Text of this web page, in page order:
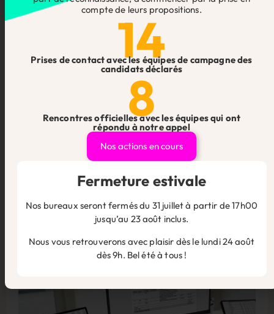
Le SDI dans les médias
Baromètre des TPE T2 2026 : Les
patrons de TPE sont épuisés
13 juillet 2026
En savoir plus
compte de leurs propositions.
14
Prises de contact avec les équipes de campagne des
candidats déclarés
8
Rencontres officielles avec les équipes qui ont
répondu à notre appel
Nos actions en cours
Fermeture estivale
Nos bureaux seront fermés du 31 juillet à partir de 17h00
jusqu’au 23 août inclus.
Nous vous retrouverons avec plaisir dès le lundi 24 août
dès 9h. Bel été à tous !